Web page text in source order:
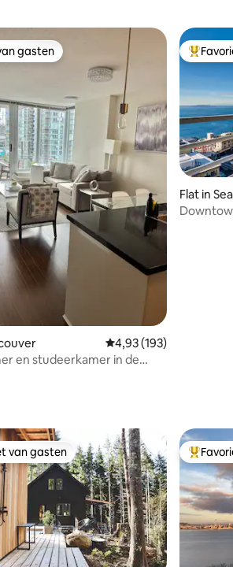
gasten
gasten
Gemiddelde
4,93 (193)
en studeerkamer in de
Flat in
van gasten
van gasten